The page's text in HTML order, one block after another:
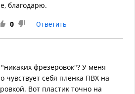
благодарю.
0 Ответить
фрезеровок"? У меня
чувствует себя пленка ПВХ на
Вот пластик точно на